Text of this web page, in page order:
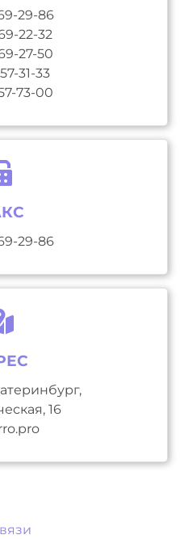
29-86
22-32
27-50
31-33
73-00
29-86
16